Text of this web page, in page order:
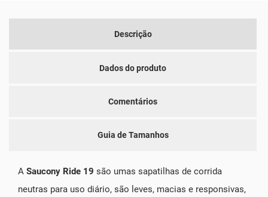
Descrição
Dados do produto
Comentários
Guia de Tamanhos
A Saucony Ride 19 são umas sapatilhas de corrida
neutras para uso diário, são leves, macias e responsivas,